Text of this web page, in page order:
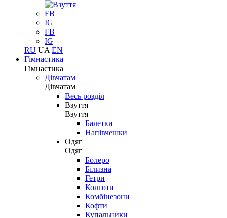
FB
IG
FB
IG
RU UA EN
Гімнастика
Гімнастика
Дівчатам
Дівчатам
Весь розділ
Взуття
Взуття
Балетки
Напівчешки
Одяг
Одяг
Болеро
Білизна
Гетри
Колготи
Комбінезони
Кофти
Купальники